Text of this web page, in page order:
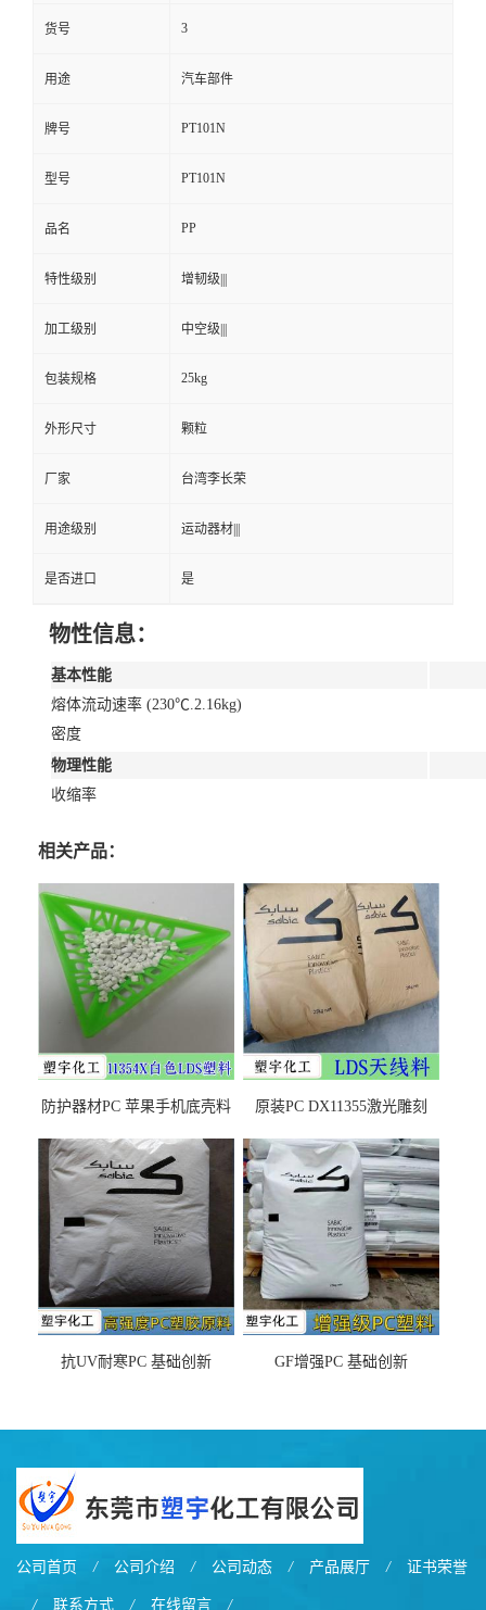
货号 3
用途 汽车部件
牌号 PT101N
型号 PT101N
品名 PP
特性级别 增韧级|||
加工级别 中空级|||
包装规格 25kg
外形尺寸 颗粒
厂家 台湾李长荣
用途级别 运动器材|||
是否进口 是
物性信息：
基本性能
熔体流动速率 (230℃.2.16kg)
密度
物理性能
收缩率
相关产品：
防护器材PC 苹果手机底壳料
之忧
原装PC DX11355激光雕刻
抗UV耐寒PC 基础创新
GF增强PC 基础创新
公司首页 / 公司介绍 / 公司动态 / 产品展厅 / 证书荣誉
/ 联系方式 / 在线留言 /